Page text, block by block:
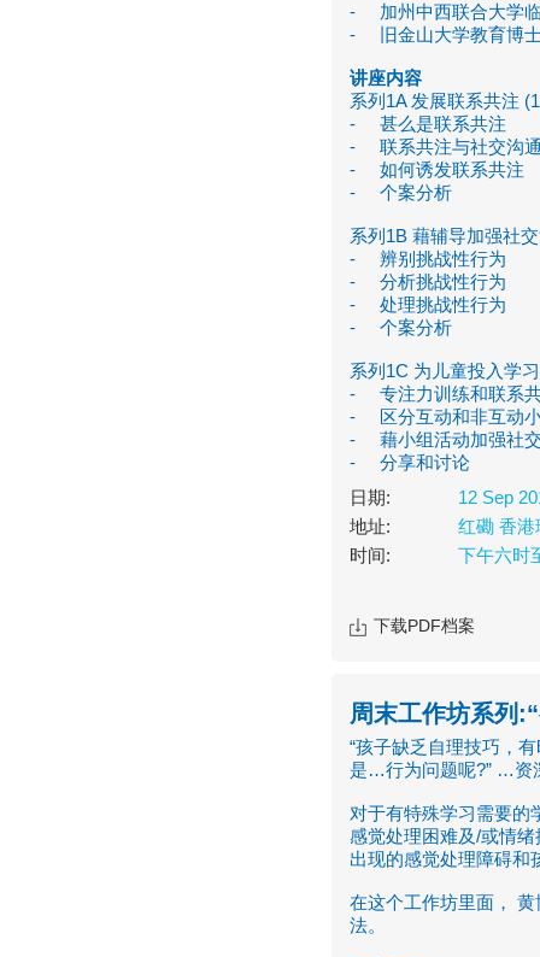
- 加州中西联合大学临
- 旧金山大学教育博士
讲座内容
系列1A 发展联系共注
- 甚么是联系共注
- 联系共注与社交沟
- 如何诱发联系共注
- 个案分析
系列1B 藉辅导加强社
- 辨别挑战性行为
- 分析挑战性行为
- 处理挑战性行为
- 个案分析
系列1C 为儿童投入学
- 专注力训练和联系
- 区分互动和非互动
- 藉小组活动加强社
- 分享和讨论
日期:
12 Sep
地址:
红磡 香
时间:
下午六时
下载PDF档案
周末工作坊系列
“孩子缺乏自理技巧，
是…行为问题呢?” …资
对于有特殊学习需要的
感觉处理困难及/或情
出现的感觉处理障碍和
在这个工作坊里面，
法。